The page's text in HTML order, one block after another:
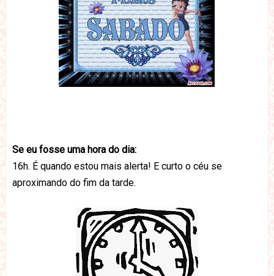
Se eu fosse uma hora do dia:
16h. É quando estou mais alerta! E curto o céu se
aproximando do fim da tarde.